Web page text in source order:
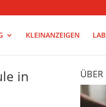
KLEINANZEIGEN
in